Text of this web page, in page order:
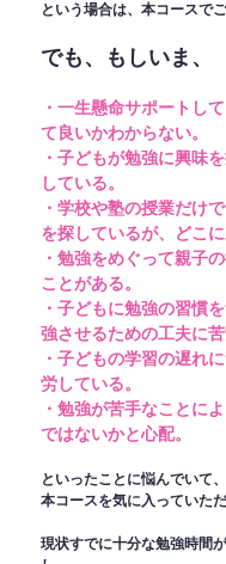
という場合は、本コースで
でも、もしいま、
・一生懸命サポートし
て良いかわからない。
・子どもが勉強に興味
している。
・学校や塾の授業だけ
を探しているが、どこ
・勉強をめぐって親子
ことがある。
・子どもに勉強の習慣
強させるための工夫に苦
・子どもの学習の遅れ
労している。
・勉強が苦手なことに
ではないかと心配。
といったことに悩んでいて
本コースを気に入っていた
現状すでに十分な勉強時間